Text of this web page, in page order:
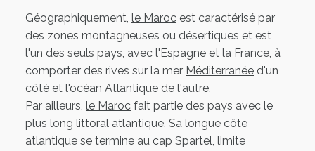
Géographiquement, le Maroc est caractérisé par
des zones montagneuses ou désertiques et est
l'un des seuls pays, avec l'Espagne et la France, à
comporter des rives sur la mer Méditerranée d'un
côté et l'océan Atlantique de l'autre.
Par ailleurs, le Maroc fait partie des pays avec le
plus long littoral atlantique. Sa longue côte
atlantique se termine au cap Spartel, limite